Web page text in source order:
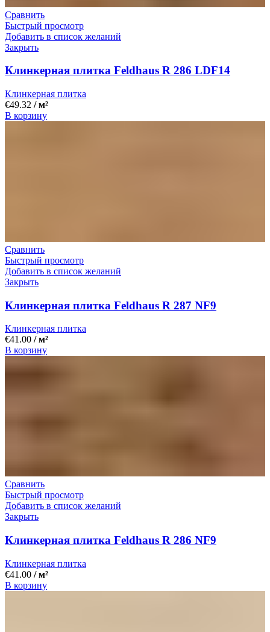
Сравнить
Быстрый просмотр
Добавить в список желаний
Закрыть
Клинкерная плитка Feldhaus R 286 LDF14
Клинкерная плитка
€49.32 / м²
В корзину
Сравнить
Быстрый просмотр
Добавить в список желаний
Закрыть
Клинкерная плитка Feldhaus R 287 NF9
Клинкерная плитка
€41.00 / м²
В корзину
Сравнить
Быстрый просмотр
Добавить в список желаний
Закрыть
Клинкерная плитка Feldhaus R 286 NF9
Клинкерная плитка
€41.00 / м²
В корзину